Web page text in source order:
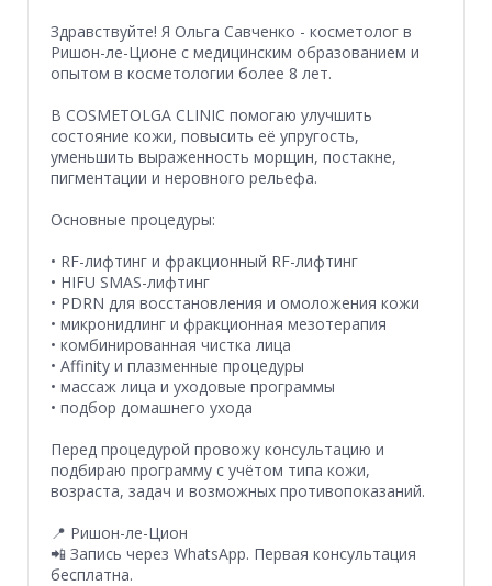
Здравствуйте! Я Ольга Савченко - косметолог в
Ришон-ле-Ционе с медицинским образованием и
опытом в косметологии более 8 лет.
В COSMETOLGA CLINIC помогаю улучшить
состояние кожи, повысить её упругость,
уменьшить выраженность морщин, постакне,
пигментации и неровного рельефа.
Основные процедуры:
• RF-лифтинг и фракционный RF-лифтинг
• HIFU SMAS-лифтинг
• PDRN для восстановления и омоложения кожи
• микронидлинг и фракционная мезотерапия
• комбинированная чистка лица
• Affinity и плазменные процедуры
• массаж лица и уходовые программы
• подбор домашнего ухода
Перед процедурой провожу консультацию и
подбираю программу с учётом типа кожи,
возраста, задач и возможных противопоказаний.
📍 Ришон-ле-Цион
📲 Запись через WhatsApp. Первая консультация
бесплатна.